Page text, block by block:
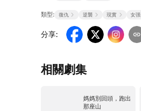
類型: 復仇 逆襲 現實 女强
分享:
相關劇集
媽媽別回頭，跑出
那座山